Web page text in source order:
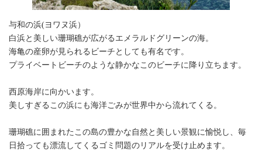
与和の浜(ヨワヌ浜）
白浜と美しい珊瑚礁が広がるエメラルドグリーンの海。
海亀の産卵が見られるビーチとしても有名です。
プライベートビーチのような静かなこのビーチに降り立ちます。
西原海岸に向かいます。
美しすぎるこの浜にも海洋ごみが世界中から流れてくる。
珊瑚礁に囲まれたこの島の豊かな自然と美しい景観に愉悦し、毎
日拾っても漂流してくるゴミ問題のリアルを受け止めます。